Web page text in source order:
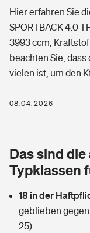
Zur Übersicht
Tools
Wer versichert
Glasversicherung
Freizeit
Pri­vate Haft­pflicht­
Kinderinvalidität
Gesundheit
Private
Dread-Disease-
Zur Übersicht
Hier erfahren Sie
SPORTBACK 4.0
3993 ccm,
beachten Sie,
vielen ist, um den
08.04.2026
Das sind
Typklassen
18 in der
geblieben
25)